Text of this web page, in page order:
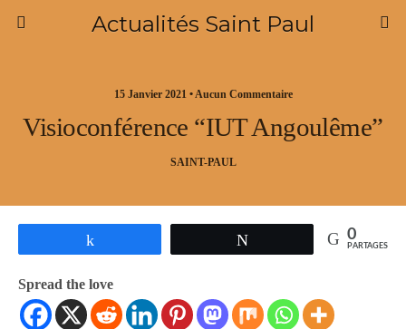
Actualités Saint Paul
15 Janvier 2021 • Aucun Commentaire
Visioconférence “IUT Angoulême”
SAINT-PAUL
0
PARTAGES
Spread the love